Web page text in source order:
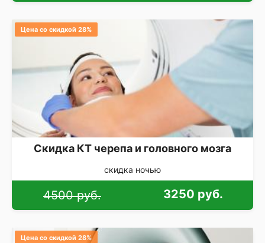
Цена со скидкой 28%
Скидка КТ черепа и головного мозга
скидка ночью
4500 руб. 3250 руб.
Цена со скидкой 28%